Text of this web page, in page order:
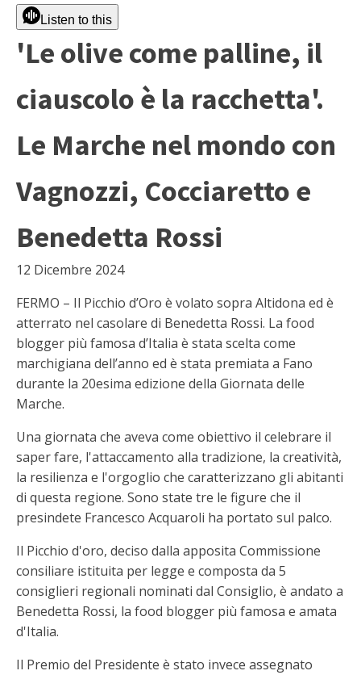
Listen to this
'Le olive come palline, il
ciauscolo è la racchetta'.
Le Marche nel mondo con
Vagnozzi, Cocciaretto e
Benedetta Rossi
12 Dicembre 2024
FERMO – Il Picchio d’Oro è volato sopra Altidona ed è
atterrato nel casolare di Benedetta Rossi. La food
blogger più famosa d’Italia è stata scelta come
marchigiana dell’anno ed è stata premiata a Fano
durante la 20esima edizione della Giornata delle
Marche.
Una giornata che aveva come obiettivo il celebrare il
saper fare, l'attaccamento alla tradizione, la creatività,
la resilienza e l'orgoglio che caratterizzano gli abitanti
di questa regione. Sono state tre le figure che il
presindete Francesco Acquaroli ha portato sul palco.
Il Picchio d'oro, deciso dalla apposita Commissione
consiliare istituita per legge e composta da 5
consiglieri regionali nominati dal Consiglio, è andato a
Benedetta Rossi, la food blogger più famosa e amata
d'Italia.
Il Premio del Presidente è stato invece assegnato